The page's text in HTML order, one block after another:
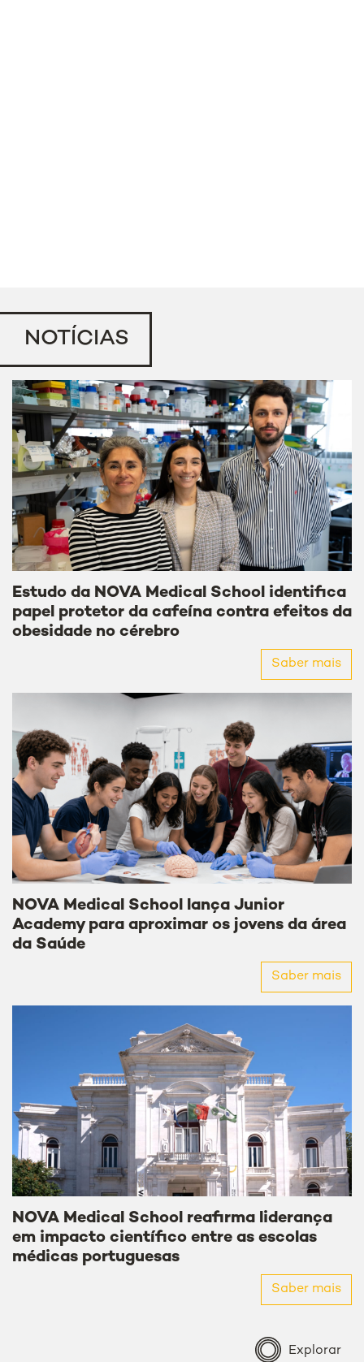
NOTÍCIAS
Estudo da NOVA Medical School identifica
papel protetor da cafeína contra efeitos da
obesidade no cérebro
Saber mais
NOVA Medical School lança Junior
Academy para aproximar os jovens da área
da Saúde
Saber mais
NOVA Medical School reafirma liderança
em impacto científico entre as escolas
médicas portuguesas
Saber mais
Explorar